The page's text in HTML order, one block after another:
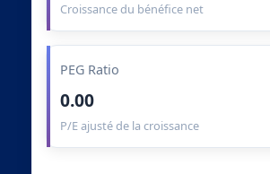
Croissance du bénéfice net
PEG Ratio
0.00
P/E ajusté de la croissance